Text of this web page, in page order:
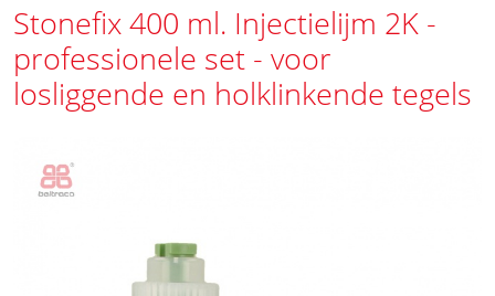
Stonefix 400 ml. Injectielijm 2K -
professionele set - voor
losliggende en holklinkende tegels